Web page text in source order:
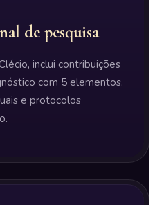
de pesquisa
inclui contribuições
com 5 elementos,
e protocolos